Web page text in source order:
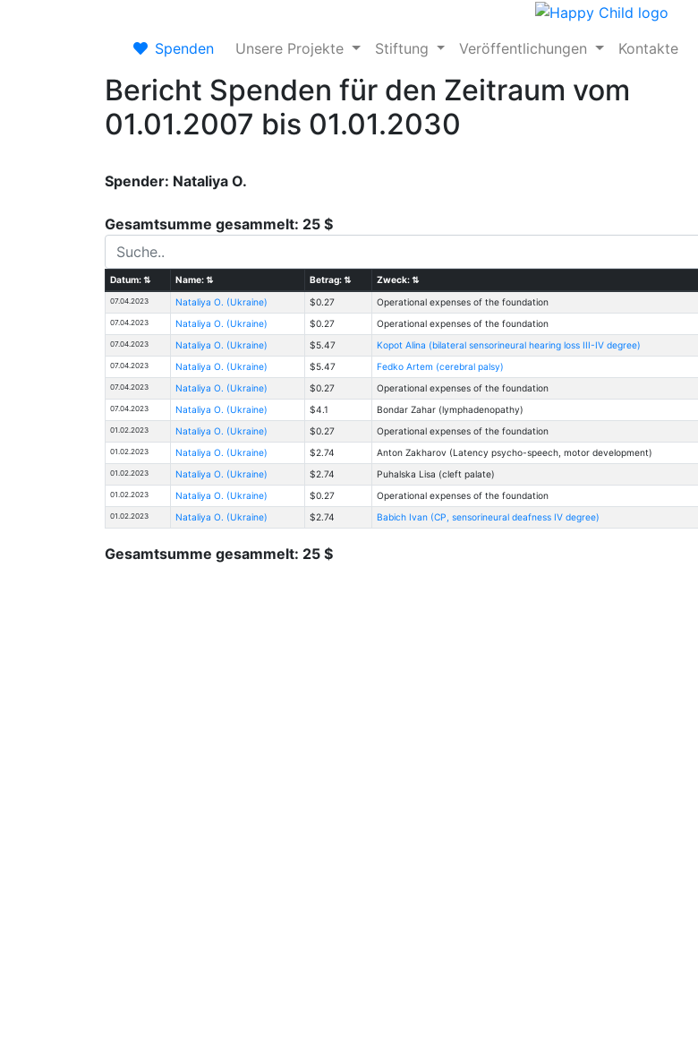
Spenden Unsere Projekte Stiftung Veröffentlichungen Kontakte
Bericht Spenden für den Zeitraum vom
01.01.2007 bis 01.01.2030
Spender: Nataliya O.
Gesamtsumme gesammelt: 25 $
Datum:⇅ Name:⇅ Betrag:⇅ Zweck:⇅
07.04.2023 Nataliya O. (Ukraine) $0.27 Operational expenses of the foundation
07.04.2023 Nataliya O. (Ukraine) $0.27 Operational expenses of the foundation
07.04.2023 Nataliya O. (Ukraine) $5.47 Kopot Alina (bilateral sensorineural hearing loss III-IV degree)
07.04.2023 Nataliya O. (Ukraine) $5.47 Fedko Artem (cerebral palsy)
07.04.2023 Nataliya O. (Ukraine) $0.27 Operational expenses of the foundation
07.04.2023 Nataliya O. (Ukraine) $4.1 Bondar Zahar (lymphadenopathy)
01.02.2023 Nataliya O. (Ukraine) $0.27 Operational expenses of the foundation
01.02.2023 Nataliya O. (Ukraine) $2.74 Anton Zakharov (Latency psycho-speech, motor development)
01.02.2023 Nataliya O. (Ukraine) $2.74 Puhalska Lisa (cleft palate)
01.02.2023 Nataliya O. (Ukraine) $0.27 Operational expenses of the foundation
01.02.2023 Nataliya O. (Ukraine) $2.74 Babich Ivan (CP, sensorineural deafness IV degree)
Gesamtsumme gesammelt: 25 $